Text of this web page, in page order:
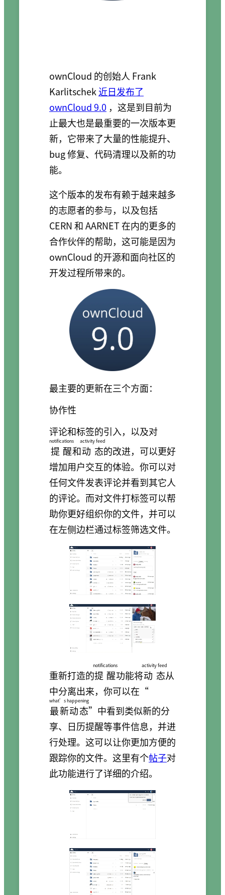
ownCloud 的创始人 Frank
Karlitschek 近日发布了
ownCloud 9.0 ，这是到目前为
止最大也是最重要的一次版本更
新，它带来了大量的性能提升、
bug 修复、代码清理以及新的功
能。
这个版本的发布有赖于越来越多
的志愿者的参与，以及包括
CERN 和 AARNET 在内的更多的
合作伙伴的帮助，这可能是因为
ownCloud 的开源和面向社区的
开发过程所带来的。
最主要的更新在三个方面：
协作性
评论和标签的引入，以及对
提醒
notifications
和动态
activity feed
的改进，可以更好
增加用户交互的体验。你可以对
任何文件发表评论并看到其它人
的评论。而对文件打标签可以帮
助你更好组织你的文件，并可以
在左侧边栏通过标签筛选文件。
重新打造的提醒
notifications
功能将动态
activity feed
从
中分离出来，你可以在“
最新动态
what’s happening
”中看到类似新的分
享、日历提醒等事件信息，并进
行处理。这可以让你更加方便的
跟踪你的文件。这里有个帖子对
此功能进行了详细的介绍。